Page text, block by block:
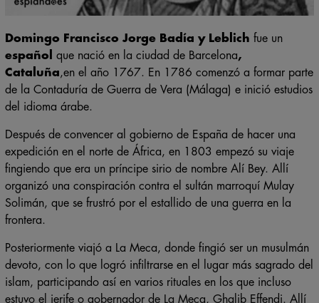
Domingo Francisco Jorge Badía y Leblich
españolque nació en la ciudad de Barcelona,
Cataluña,en el año 1767. En 1786 comenzó a formar parte
de la Contaduría de Guerra de Vera (Málaga) e inició estudios
Después de convencer al gobierno de España de hacer una
expedición en el norte de África, en 1803 empezó su viaje
fingiendo que era un príncipe sirio de nombre Alí Bey. Allí
organizó una conspiración contra el sultán marroquí Mulay
Solimán, que se frustró por el estallido de una guerra en la
Posteriormente viajó a La Meca, donde fingió ser un musulmán
devoto, con lo que logró infiltrarse en el lugar más sagrado del
islam, participando así en varios rituales en los que incluso